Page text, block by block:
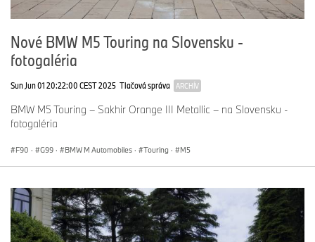
Nové BMW M5 Touring na Slovensku -
fotogaléria
Sun Jun 01 20:22:00 CEST 2025 Tlačová správa ARCHÍV
BMW M5 Touring – Sakhir Orange III Metallic – na Slovensku -
fotogaléria
F90 · G99 · BMW M Automobiles · Touring · M5